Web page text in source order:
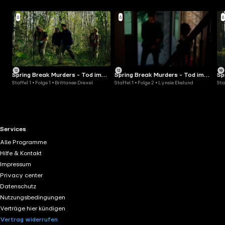
Spring Break Murders - Tod im
Partyparadies
Staffel 1 • Folge 1 • Brittanee Drexel
Spring Break Murders - Tod im
Partyparadies
Staffel 1 • Folge 2 • Lynsie Ekelund
RTL+ useful links.
Services
Alle Programme
Hilfe & Kontakt
Impressum
Privacy center
Datenschutz
Nutzungsbedingungen
Verträge hier kündigen
Vertrag widerrufen